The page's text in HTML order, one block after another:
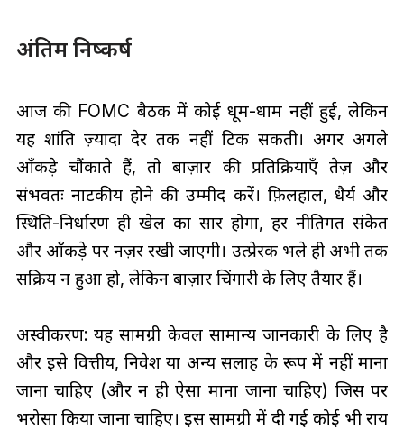
अंतिम निष्कर्ष
आज की FOMC बैठक में कोई धूम-धाम नहीं हुई, लेकिन
यह शांति ज़्यादा देर तक नहीं टिक सकती। अगर अगले
आँकड़े चौंकाते हैं, तो बाज़ार की प्रतिक्रियाएँ तेज़ और
संभवतः नाटकीय होने की उम्मीद करें। फ़िलहाल, धैर्य और
स्थिति-निर्धारण ही खेल का सार होगा, हर नीतिगत संकेत
और आँकड़े पर नज़र रखी जाएगी। उत्प्रेरक भले ही अभी तक
सक्रिय न हुआ हो, लेकिन बाज़ार चिंगारी के लिए तैयार हैं।
अस्वीकरण: यह सामग्री केवल सामान्य जानकारी के लिए है
और इसे वित्तीय, निवेश या अन्य सलाह के रूप में नहीं माना
जाना चाहिए (और न ही ऐसा माना जाना चाहिए) जिस पर
भरोसा किया जाना चाहिए। इस सामग्री में दी गई कोई भी राय